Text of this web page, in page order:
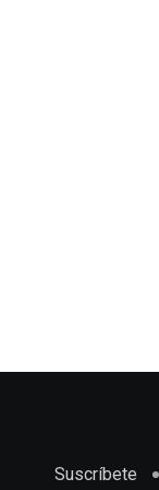
Suscríbete